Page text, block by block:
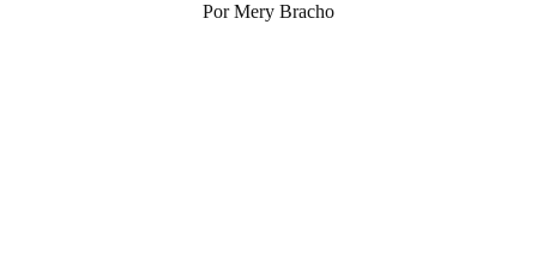
Por Mery Bracho